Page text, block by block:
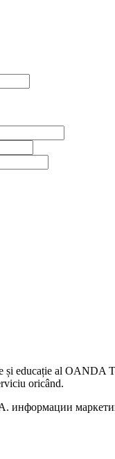
educație al OANDA
oricând.